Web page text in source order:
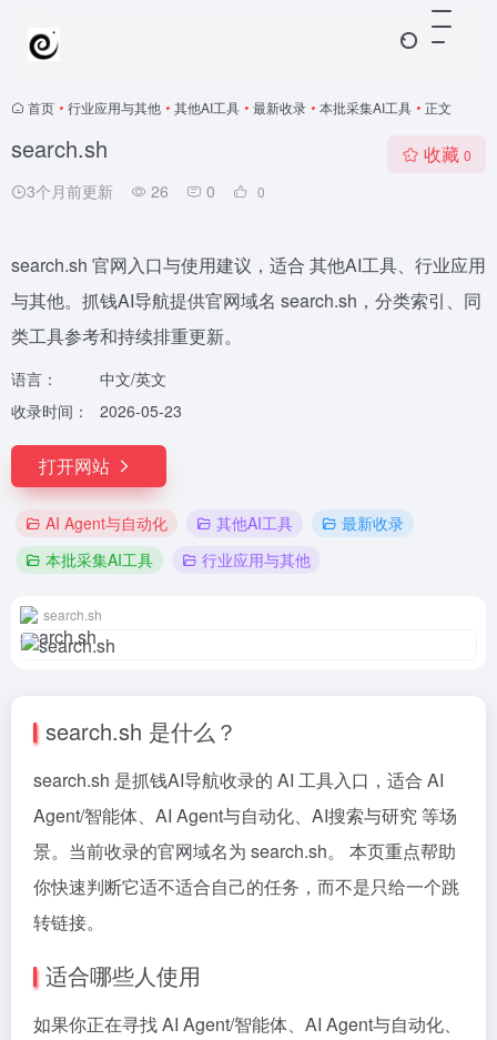
首页 • 行业应用与其他 • 其他AI工具 • 最新收录 • 本批采集AI工具 • 正文
search.sh
3个月前更新 26 0 0
收藏 0
search.sh 官网入口与使用建议，适合 其他AI工具、行业应用
与其他。抓钱AI导航提供官网域名 search.sh，分类索引、同
类工具参考和持续排重更新。
语言：
中文/英文
收录时间：
2026-05-23
打开网站
AI Agent与自动化 其他AI工具
最新收录
本批采集AI工具
行业应用与其他
search.sh
search.sh 是什么？
search.sh 是抓钱AI导航收录的 AI 工具入口，适合 AI
Agent/智能体、AI Agent与自动化、AI搜索与研究 等场
景。当前收录的官网域名为 search.sh。 本页重点帮助
你快速判断它适不适合自己的任务，而不是只给一个跳
转链接。
适合哪些人使用
如果你正在寻找 AI Agent/智能体、AI Agent与自动化、